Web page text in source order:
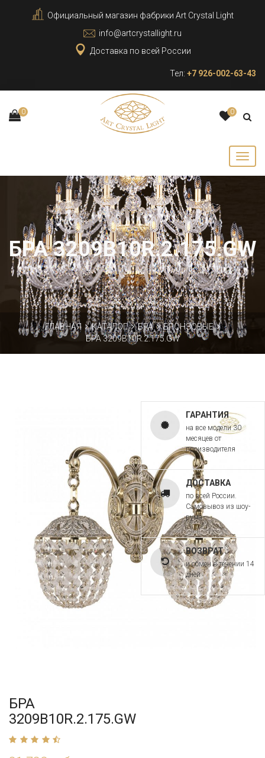
Официальный магазин фабрики Art Crystal Light
info@artcrystallight.ru
Доставка по всей России
Тел: +7 926-002-63-43
0 0
БРА 3209B10R.2.175.GW
ГЛАВНАЯ КАТАЛОГ БРА
БРОНЗОВЫЕ
БРА 3209B10R.2.175.GW
БРА
3209B10R.2.175.GW
ГАРАНТИЯ
на все модели 30
месяцев от
производителя
ДОСТАВКА
по всей России.
Самовывоз из шоу-
рума
ВОЗВРАТ
и обмен в течении 14
дней